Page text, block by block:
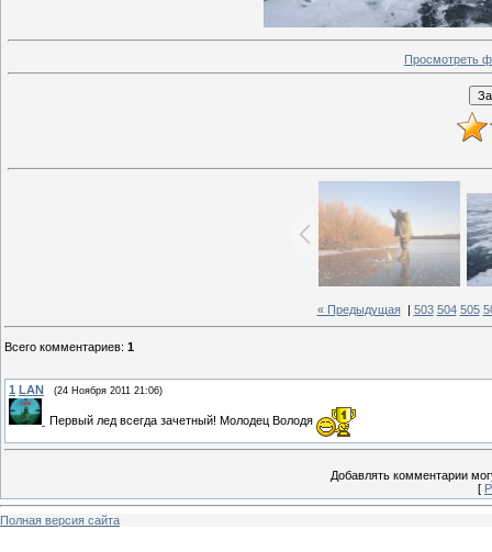
Просмотреть
« Предыдущая| 503 504 505
Всего комментариев: 1
1 LAN (24 Ноября 2011 21:06)
Первый лед всегда зачетный! Молодец Володя
Добавлять комментарии
[
Полная версия сайта